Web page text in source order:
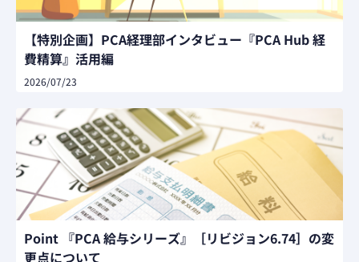
【特別企画】PCA経理部インタビュー『PCA Hub 経
費精算』活用編
2026/07/23
Point 『PCA 給与シリーズ』［リビジョン6.74］の変
更点について